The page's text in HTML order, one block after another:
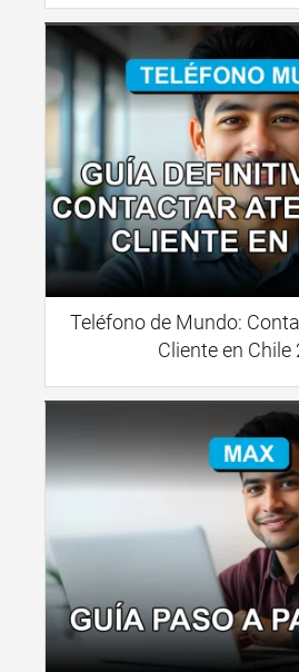
Teléfono de Mundo:
Cliente en Chile